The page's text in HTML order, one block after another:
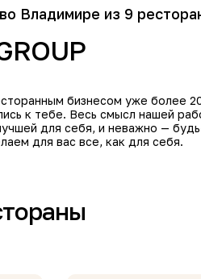
Владимире из 9
бизнесом уже более
к тебе. Весь смысл нашей
для себя, и неважно —
для вас все, как для себя.